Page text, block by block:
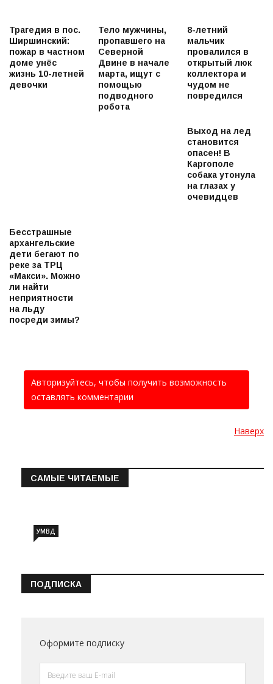
Трагедия в пос.
Ширшинский:
пожар в частном
доме унёс
жизнь 10-летней
девочки
Тело мужчины,
пропавшего на
Северной
Двине в начале
марта, ищут с
помощью
подводного
робота
8-летний
мальчик
провалился в
открытый люк
коллектора и
чудом не
повредился
Выход на лед
становится
опасен! В
Каргополе
собака утонула
на глазах у
очевидцев
Бесстрашные
архангельские
дети бегают по
реке за ТРЦ
«Макси». Можно
ли найти
неприятности
на льду
посреди зимы?
Авторизуйтесь, чтобы получить возможность
оставлять комментарии
Наверх
САМЫЕ ЧИТАЕМЫЕ
УМВД
ПОДПИСКА
Оформите подписку